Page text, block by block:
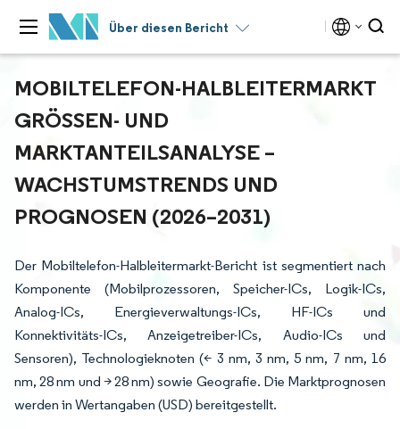
Über diesen Bericht
MOBILTELEFON-HALBLEITERMARKT
GRÖSSEN- UND M
ARKTANTEILSANALYSE – W
ACHSTUMSTRENDS UND P
ROGNOSEN (2026–2031)
Der Mobiltelefon-Halbleitermarkt-Bericht ist segmentiert nach
Komponente (Mobilprozessoren, Speicher-ICs, Logik-ICs,
Analog-ICs, Energieverwaltungs-ICs, HF-ICs und
Konnektivitäts-ICs, Anzeigetreiber-ICs, Audio-ICs und
Sensoren), Technologieknoten (< 3 nm, 3 nm, 5 nm, 7 nm, 16
nm, 28 nm und > 28 nm) sowie Geografie. Die Marktprognosen
werden in Wertangaben (USD) bereitgestellt.